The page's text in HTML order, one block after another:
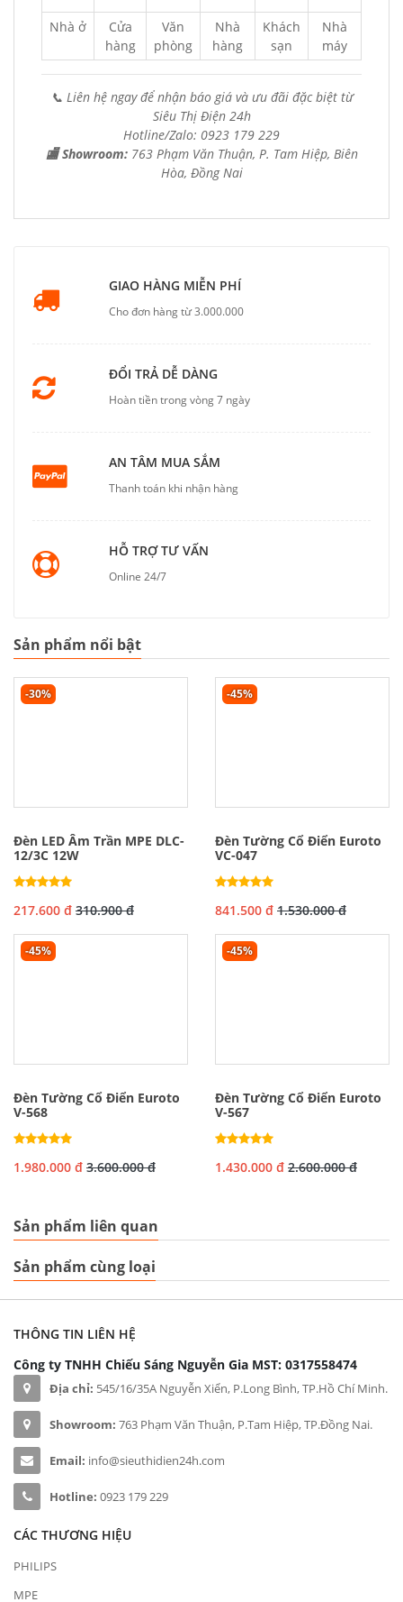
Nhà ở
Cửa
hàng
Văn
phòng
Nhà
hàng
Khách
sạn
Nhà
máy
📞 Liên hệ ngay để nhận báo giá và ưu đãi đặc biệt từ
Siêu Thị Điện 24h
Hotline/Zalo: 0923 179 229
🏬 Showroom: 763 Phạm Văn Thuận, P. Tam Hiệp, Biên
Hòa, Đồng Nai
GIAO HÀNG MIỄN PHÍ
Cho đơn hàng từ 3.000.000
ĐỔI TRẢ DỄ DÀNG
Hoàn tiền trong vòng 7 ngày
AN TÂM MUA SẮM
Thanh toán khi nhận hàng
HỖ TRỢ TƯ VẤN
Online 24/7
Sản phẩm nổi bật
-30%
Đèn LED Âm Trần MPE DLC-
12/3C 12W
217.600 đ 310.900 đ
-45%
Đèn Tường Cổ Điển Euroto
VC-047
841.500 đ 1.530.000 đ
-45%
Đèn Tường Cổ Điển Euroto
V-568
1.980.000 đ 3.600.000 đ
-45%
Đèn Tường Cổ Điển Euroto
V-567
1.430.000 đ 2.600.000 đ
Sản phẩm liên quan
Sản phẩm cùng loại
THÔNG TIN LIÊN HỆ
Công ty TNHH Chiếu Sáng Nguyễn Gia MST: 0317558474
Địa chỉ: 545/16/35A Nguyễn Xiển, P.Long Bình, TP.Hồ Chí Minh.
Showroom: 763 Phạm Văn Thuận, P.Tam Hiệp, TP.Đồng Nai.
Email: info@sieuthidien24h.com
Hotline: 0923 179 229
CÁC THƯƠNG HIỆU
PHILIPS
MPE